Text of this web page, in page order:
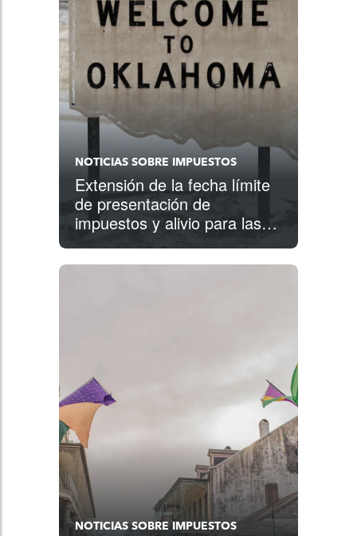
NOTICIAS SOBRE IMPUESTOS
Extensión de la fecha límite
de presentación de
impuestos y alivio para las
invernales de Oklahoma
NOTICIAS SOBRE IMPUESTOS